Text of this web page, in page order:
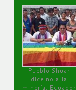
Pueblo Shuar
dice no a la
minería, Ecuador